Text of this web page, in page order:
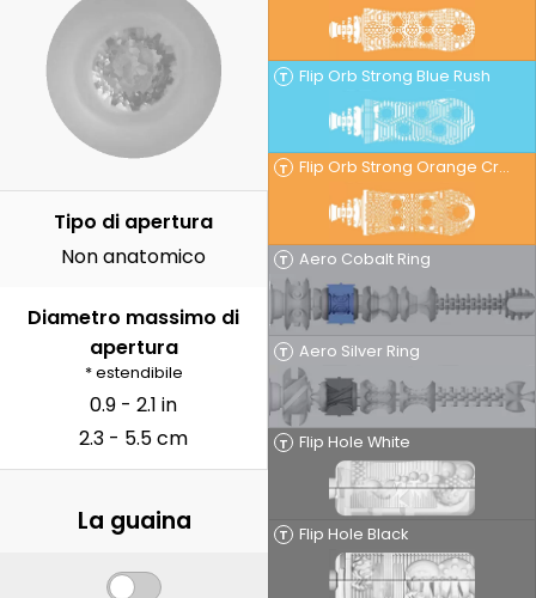
T Flip Orb Strong Blue Rush
T Flip Orb Strong Orange Crash
T Aero Cobalt Ring
T Aero Silver Ring
T Flip Hole White
T Flip Hole Black
Tipo di apertura
Non anatomico
Diametro massimo di
apertura
* estendibile
0.9 - 2.1 in
2.3 - 5.5 cm
La guaina